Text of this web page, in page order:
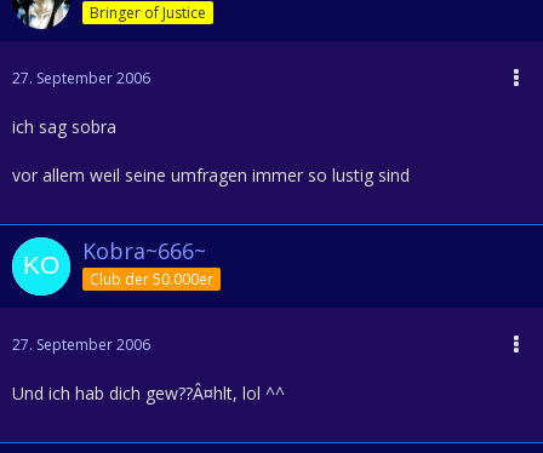
Bringer of Justice
27. September 2006
ich sag sobra
vor allem weil seine umfragen immer so lustig sind
Kobra~666~
Club der 50.000er
27. September 2006
Und ich hab dich gew??Â¤hlt, lol ^^